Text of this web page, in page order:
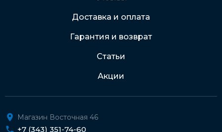
Доставка и оплата
Гарантия и возврат
Статьи
Акции
Магазин Восточная 46
+7 (343) 351-74-60